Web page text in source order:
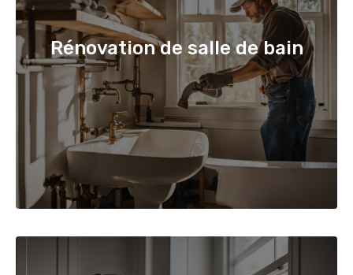
Rénovation de salle de bain